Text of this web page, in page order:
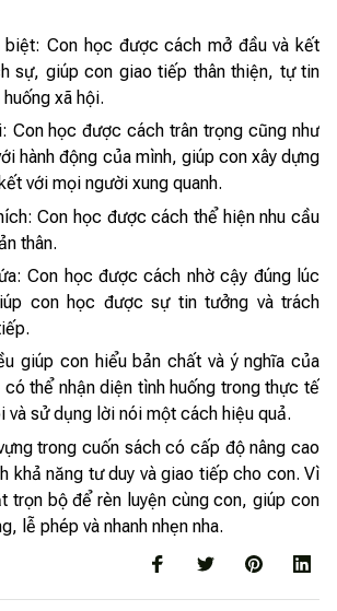
Con học được cách mở đầu và kết
sự, giúp con giao tiếp thân thiện, tự tin
xã hội.
Con học được cách trân trọng cũng như
hành động của mình, giúp con xây dựng
với mọi người xung quanh.
Con học được cách thể hiện nhu cầu
thân.
Con học được cách nhờ cậy đúng lúc
con học được sự tin tưởng và trách
giúp con hiểu bản chất và ý nghĩa của
thể nhận diện tình huống trong thực tế
và sử dụng lời nói một cách hiệu quả.
trong cuốn sách có cấp độ nâng cao
khả năng tư duy và giao tiếp cho con. Vì
trọn bộ để rèn luyện cùng con, giúp con
lễ phép và nhanh nhẹn nha.